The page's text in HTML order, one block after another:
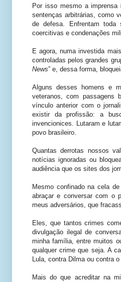
Por isso mesmo a imprensa
sentenças arbitrárias, como
de defesa. Enfrentam toda
coercitivas e condenações
E agora, numa investida
controladas pelos grandes
News” e, dessa forma,
Alguns desses homens e
veteranos, com passagens
vínculo anterior com o
existir da profissão: a
invencionices. Lutaram e
povo brasileiro.
Quantas derrotas nossos
notícias ignoradas ou
audiência que os sites dos
Mesmo confinado na cela
abraçar e conversar com o
meus adversários, que
Eles, que tantos crimes
divulgação ilegal de
minha família, entre muitos
qualquer crime que seja. A
Lula, contra Dilma ou contra
Mais do que acreditar na